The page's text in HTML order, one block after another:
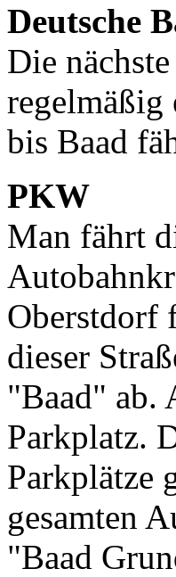
Deutsche
Die
regelmäßig
bis Baad
PKW
Man fährt
Oberstdorf
dieser
"Baad" ab.
Parkplatz.
Parkplätze
gesamten
"Baad